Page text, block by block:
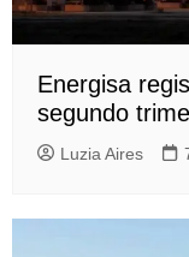
Energisa
segundo
Luzia Aires